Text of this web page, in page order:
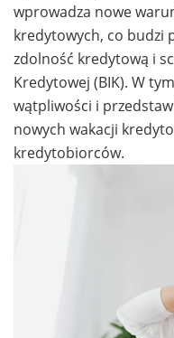
wprowadza nowe
kredytowych, co budzi
zdolność kredytową i
Kredytowej (BIK). W
wątpliwości i
nowych wakacji
kredytobiorców.